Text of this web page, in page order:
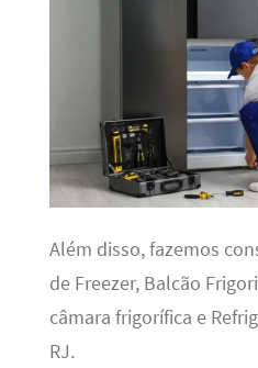
Além disso, fazemos
de Freezer, Balcão
câmara frigorífica e
RJ.